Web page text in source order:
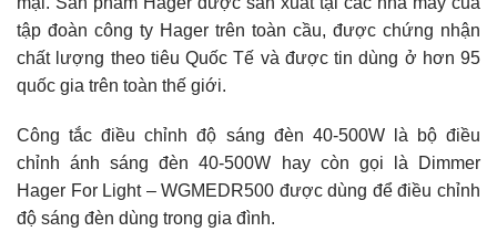
tập đoàn công ty Hager trên toàn cầu, được chứng nhận
chất lượng theo tiêu Quốc Tế và được tin dùng ở hơn 95
quốc gia trên toàn thế giới.
Công tắc điều chỉnh độ sáng đèn 40-500W là bộ điều
chỉnh ánh sáng đèn 40-500W hay còn gọi là Dimmer
Hager For Light – WGMEDR500 được dùng để điều chỉnh
độ sáng đèn dùng trong gia đình.